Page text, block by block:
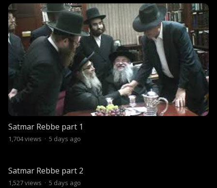
Satmar Rebbe part 1
1,704views · 5 days ago
Satmar Rebbe part 2
1,527views · 5 days ago